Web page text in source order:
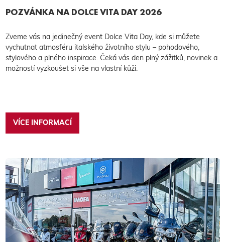
POZVÁNKA NA DOLCE VITA DAY 2026
Zveme vás na jedinečný event Dolce Vita Day, kde si můžete
vychutnat atmosféru italského životního stylu – pohodového,
stylového a plného inspirace. Čeká vás den plný zážitků, novinek a
možností vyzkoušet si vše na vlastní kůži.
VÍCE INFORMACÍ